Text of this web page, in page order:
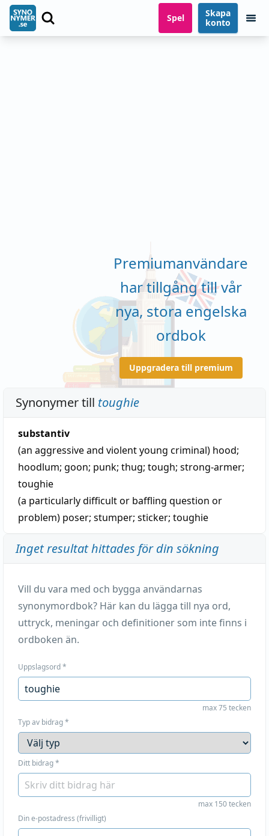
Spel
Skapa
konto
Premiumanvändare
har tillgång till vår
nya, stora engelska
ordbok
Uppgradera till premium
Synonymer till toughie
substantiv
(an aggressive and violent young criminal) hood;
hoodlum; goon; punk; thug; tough; strong-armer;
toughie
(a particularly difficult or baffling question or
problem) poser; stumper; sticker; toughie
Inget resultat hittades för din sökning
Vill du vara med och bygga användarnas
synonymordbok? Här kan du lägga till nya ord,
uttryck, meningar och definitioner som inte finns i
ordboken än.
Uppslagsord*
max 75 tecken
Typ av bidrag*
Ditt bidrag*
max 150 tecken
Din e-postadress (frivilligt)